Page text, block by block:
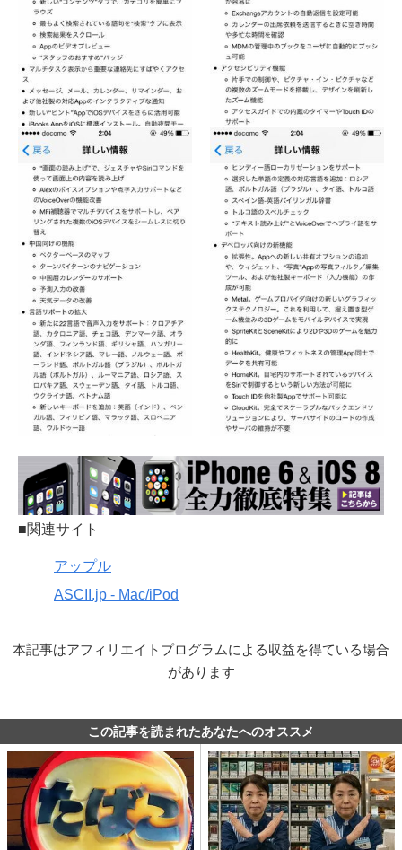
■関連サイト
アップル
ASCII.jp - Mac/iPod
本記事はアフィリエイトプログラムによる収益を得ている場合
があります
この記事を読まれたあなたへのオススメ